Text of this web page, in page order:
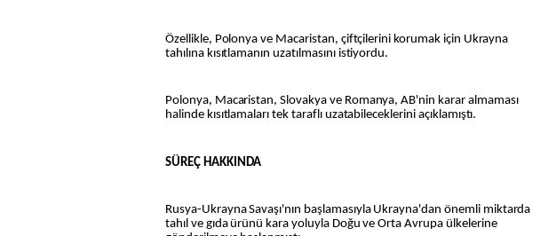
Özellikle, Polonya ve Macaristan, çiftçilerini korumak için Ukrayna
tahılına kısıtlamanın uzatılmasını istiyordu.
Polonya, Macaristan, Slovakya ve Romanya, AB'nin karar almaması
halinde kısıtlamaları tek taraflı uzatabileceklerini açıklamıştı.
SÜREÇ HAKKINDA
Rusya-Ukrayna Savaşı'nın başlamasıyla Ukrayna'dan önemli miktarda
tahıl ve gıda ürünü kara yoluyla Doğu ve Orta Avrupa ülkelerine